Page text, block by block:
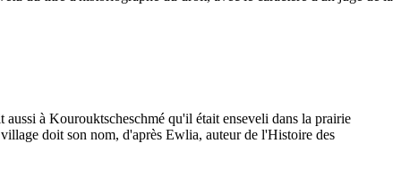
à Kourouktscheschmé qu'il était enseveli dans la prairie
doit son nom, d'après Ewlia, auteur de l'Histoire des